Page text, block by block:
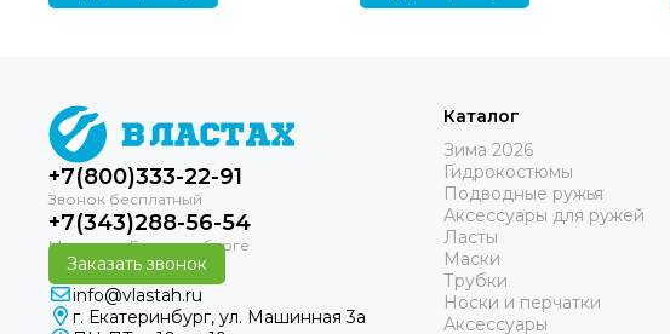
+7(800)333-22-91
+7(343)288-56-54
Заказать звонок
info@vlastah.ru
г. Екатеринбург, ул. Машинная 3а
Каталог
Зима 2026
Гидрокостюмы
Подводные ружья
Аксессуары для ружей
Ласты
Маски
Трубки
Носки и перчатки
Аксессуары